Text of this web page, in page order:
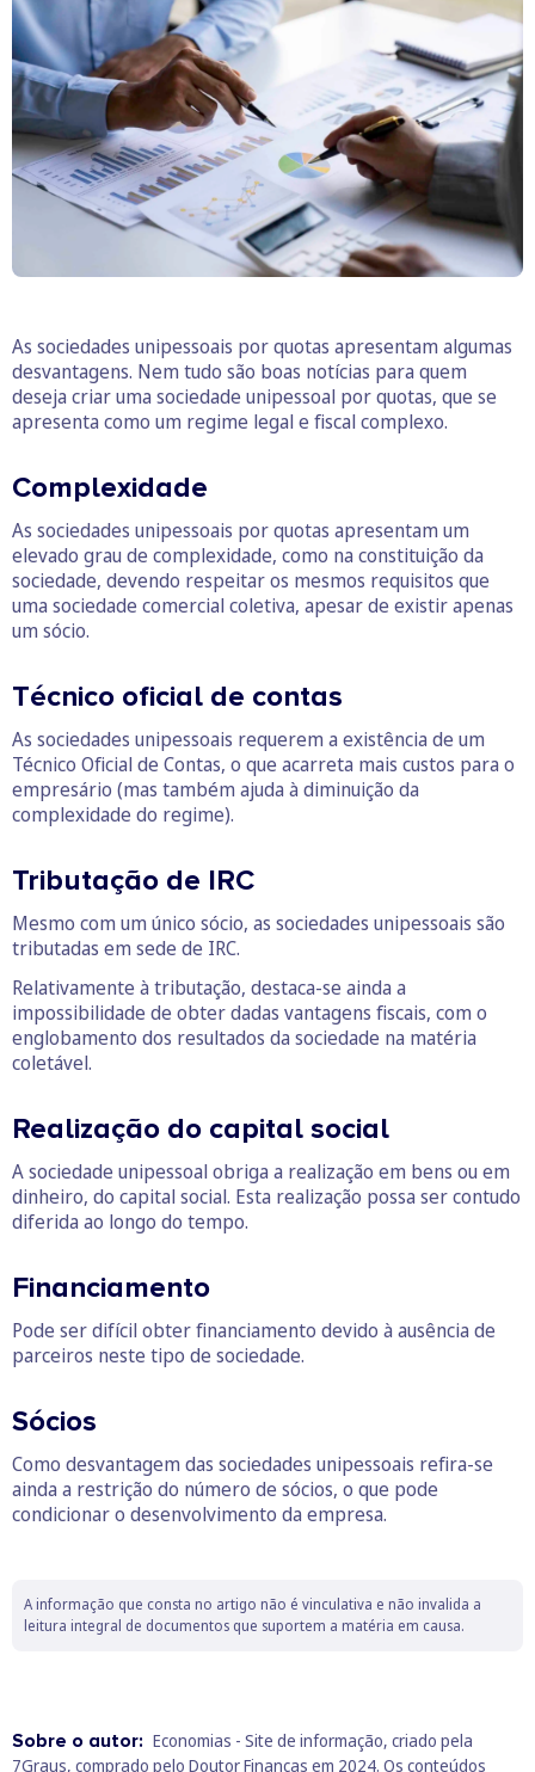
As sociedades unipessoais por quotas apresentam algumas
desvantagens. Nem tudo são boas notícias para quem
deseja criar uma sociedade unipessoal por quotas, que se
apresenta como um regime legal e fiscal complexo.
Complexidade
As sociedades unipessoais por quotas apresentam um
elevado grau de complexidade, como na constituição da
sociedade, devendo respeitar os mesmos requisitos que
uma sociedade comercial coletiva, apesar de existir apenas
um sócio.
Técnico oficial de contas
As sociedades unipessoais requerem a existência de um
Técnico Oficial de Contas, o que acarreta mais custos para o
empresário (mas também ajuda à diminuição da
complexidade do regime).
Tributação de IRC
Mesmo com um único sócio, as sociedades unipessoais são
tributadas em sede de IRC.
Relativamente à tributação, destaca-se ainda a
impossibilidade de obter dadas vantagens fiscais, com o
englobamento dos resultados da sociedade na matéria
coletável.
Realização do capital social
A sociedade unipessoal obriga a realização em bens ou em
dinheiro, do capital social. Esta realização possa ser contudo
diferida ao longo do tempo.
Financiamento
Pode ser difícil obter financiamento devido à ausência de
parceiros neste tipo de sociedade.
Sócios
Como desvantagem das sociedades unipessoais refira-se
ainda a restrição do número de sócios, o que pode
condicionar o desenvolvimento da empresa.
A informação que consta no artigo não é vinculativa e não invalida a
leitura integral de documentos que suportem a matéria em causa.
Sobre o autor: Economias - Site de informação, criado pela
7Graus, comprado pelo Doutor Finanças em 2024. Os conteúdos